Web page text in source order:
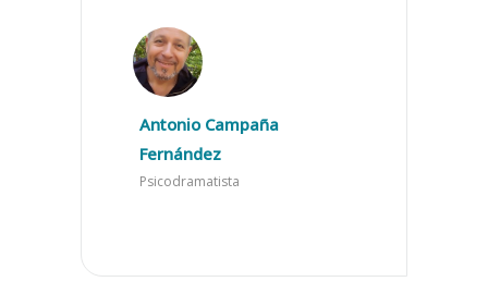
Antonio Campaña
Fernández
Psicodramatista